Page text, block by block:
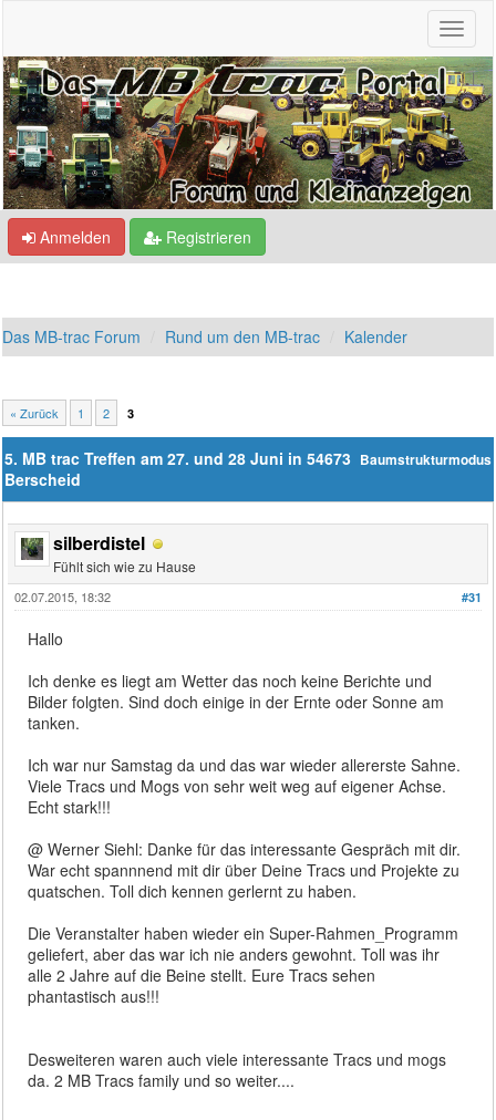
Anmelden Registrieren
Das MB-trac Forum Rund um den MB-trac Kalender
« Zurück 1 2 3
Baumstrukturmodus
5. MB trac Treffen am 27. und 28 Juni in 54673
Berscheid
silberdistel
Fühlt sich wie zu Hause
#31
02.07.2015, 18:32
Hallo
Ich denke es liegt am Wetter das noch keine Berichte und
Bilder folgten. Sind doch einige in der Ernte oder Sonne am
tanken.
Ich war nur Samstag da und das war wieder allererste Sahne.
Viele Tracs und Mogs von sehr weit weg auf eigener Achse.
Echt stark!!!
@ Werner Siehl: Danke für das interessante Gespräch mit dir.
War echt spannnend mit dir über Deine Tracs und Projekte zu
quatschen. Toll dich kennen gerlernt zu haben.
Die Veranstalter haben wieder ein Super-Rahmen_Programm
geliefert, aber das war ich nie anders gewohnt. Toll was ihr
alle 2 Jahre auf die Beine stellt. Eure Tracs sehen
phantastisch aus!!!
Desweiteren waren auch viele interessante Tracs und mogs
da. 2 MB Tracs family und so weiter....